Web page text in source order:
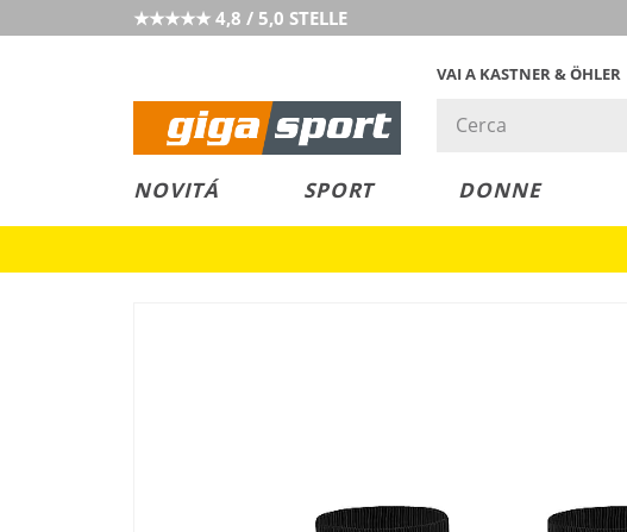
★★★★★ 4,8 / 5,0 STELLE
VAI A KASTNER & ÖHLER
NOVITÁ SPORT DONNE